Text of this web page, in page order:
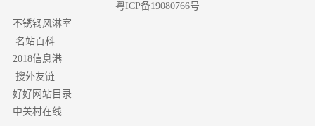
粤ICP备19080766号
不锈钢风淋室
名站百科
2018信息港
搜外友链
好好网站目录
中关村在线